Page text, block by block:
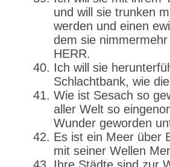
und will sie trunken
werden und einen
dem sie
HERR.
Ich will sie
Schlachtbank, wie
Wie ist Sesach so
aller Welt so
Wunder geworden
Es ist ein Meer über
mit seiner Wellen